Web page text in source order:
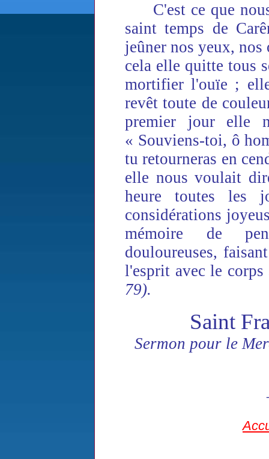
C'est ce que
saint temps de
jeûner nos yeux,
cela elle quitte tous
mortifier l'ouïe ;
revêt toute de
premier jour elle
« Souviens-toi, ô
tu retourneras en
elle nous voulait
heure toutes les
considérations
mémoire de
douloureuses,
l'esprit avec le corps
79).
Saint
Sermon pour le